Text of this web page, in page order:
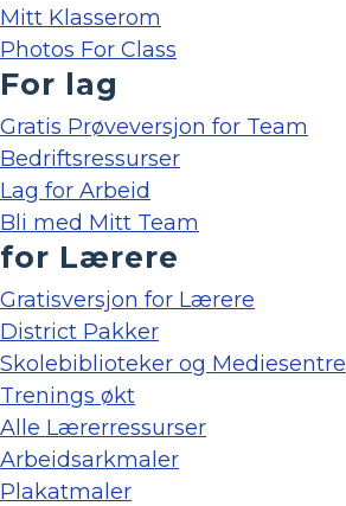
Mitt Klasserom
Photos For Class
For lag
Gratis Prøveversjon for Team
Bedriftsressurser
Lag for Arbeid
Bli med Mitt Team
for Lærere
Gratisversjon for Lærere
District Pakker
Skolebiblioteker og Mediesentre
Trenings økt
Alle Lærerressurser
Arbeidsarkmaler
Plakatmaler